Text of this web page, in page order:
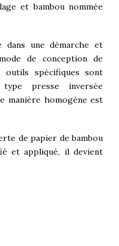
et bambou nommée
dans une démarche et
de conception de
outils spécifiques sont
presse inversée
manière homogène est
de papier de bambou
et appliqué, il devient